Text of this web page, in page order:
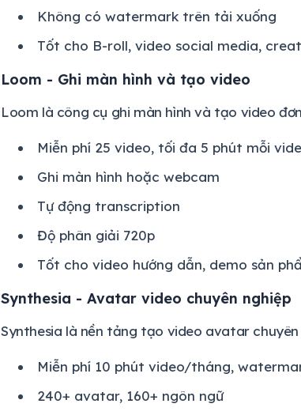
Không có watermark trên tải xuống
Tốt cho B-roll, video social media,
Loom - Ghi màn hình và tạo video
Loom là công cụ ghi màn hình và tạo video
Miễn phí 25 video, tối đa 5 phút mỗi
Ghi màn hình hoặc webcam
Tự động transcription
Độ phân giải 720p
Tốt cho video hướng dẫn, demo sản
Synthesia - Avatar video chuyên nghiệp
Synthesia là nền tảng tạo video avatar
Miễn phí 10 phút video/tháng,
240+ avatar, 160+ ngôn ngữ